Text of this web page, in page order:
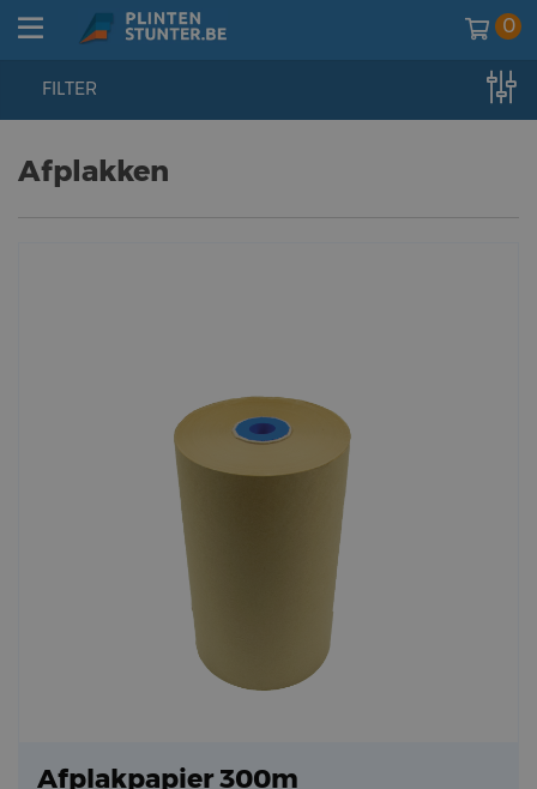
0
home //
FILTER
Afplakken
Afplakpapier 300m